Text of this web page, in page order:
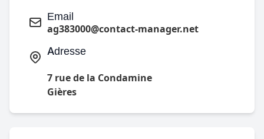
Email
ag383000@contact-manager.net
Adresse
7 rue de la Condamine
Gières